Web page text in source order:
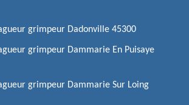
grimpeur Dadonville 45300
grimpeur Dammarie En Puisaye
grimpeur Dammarie Sur Loing